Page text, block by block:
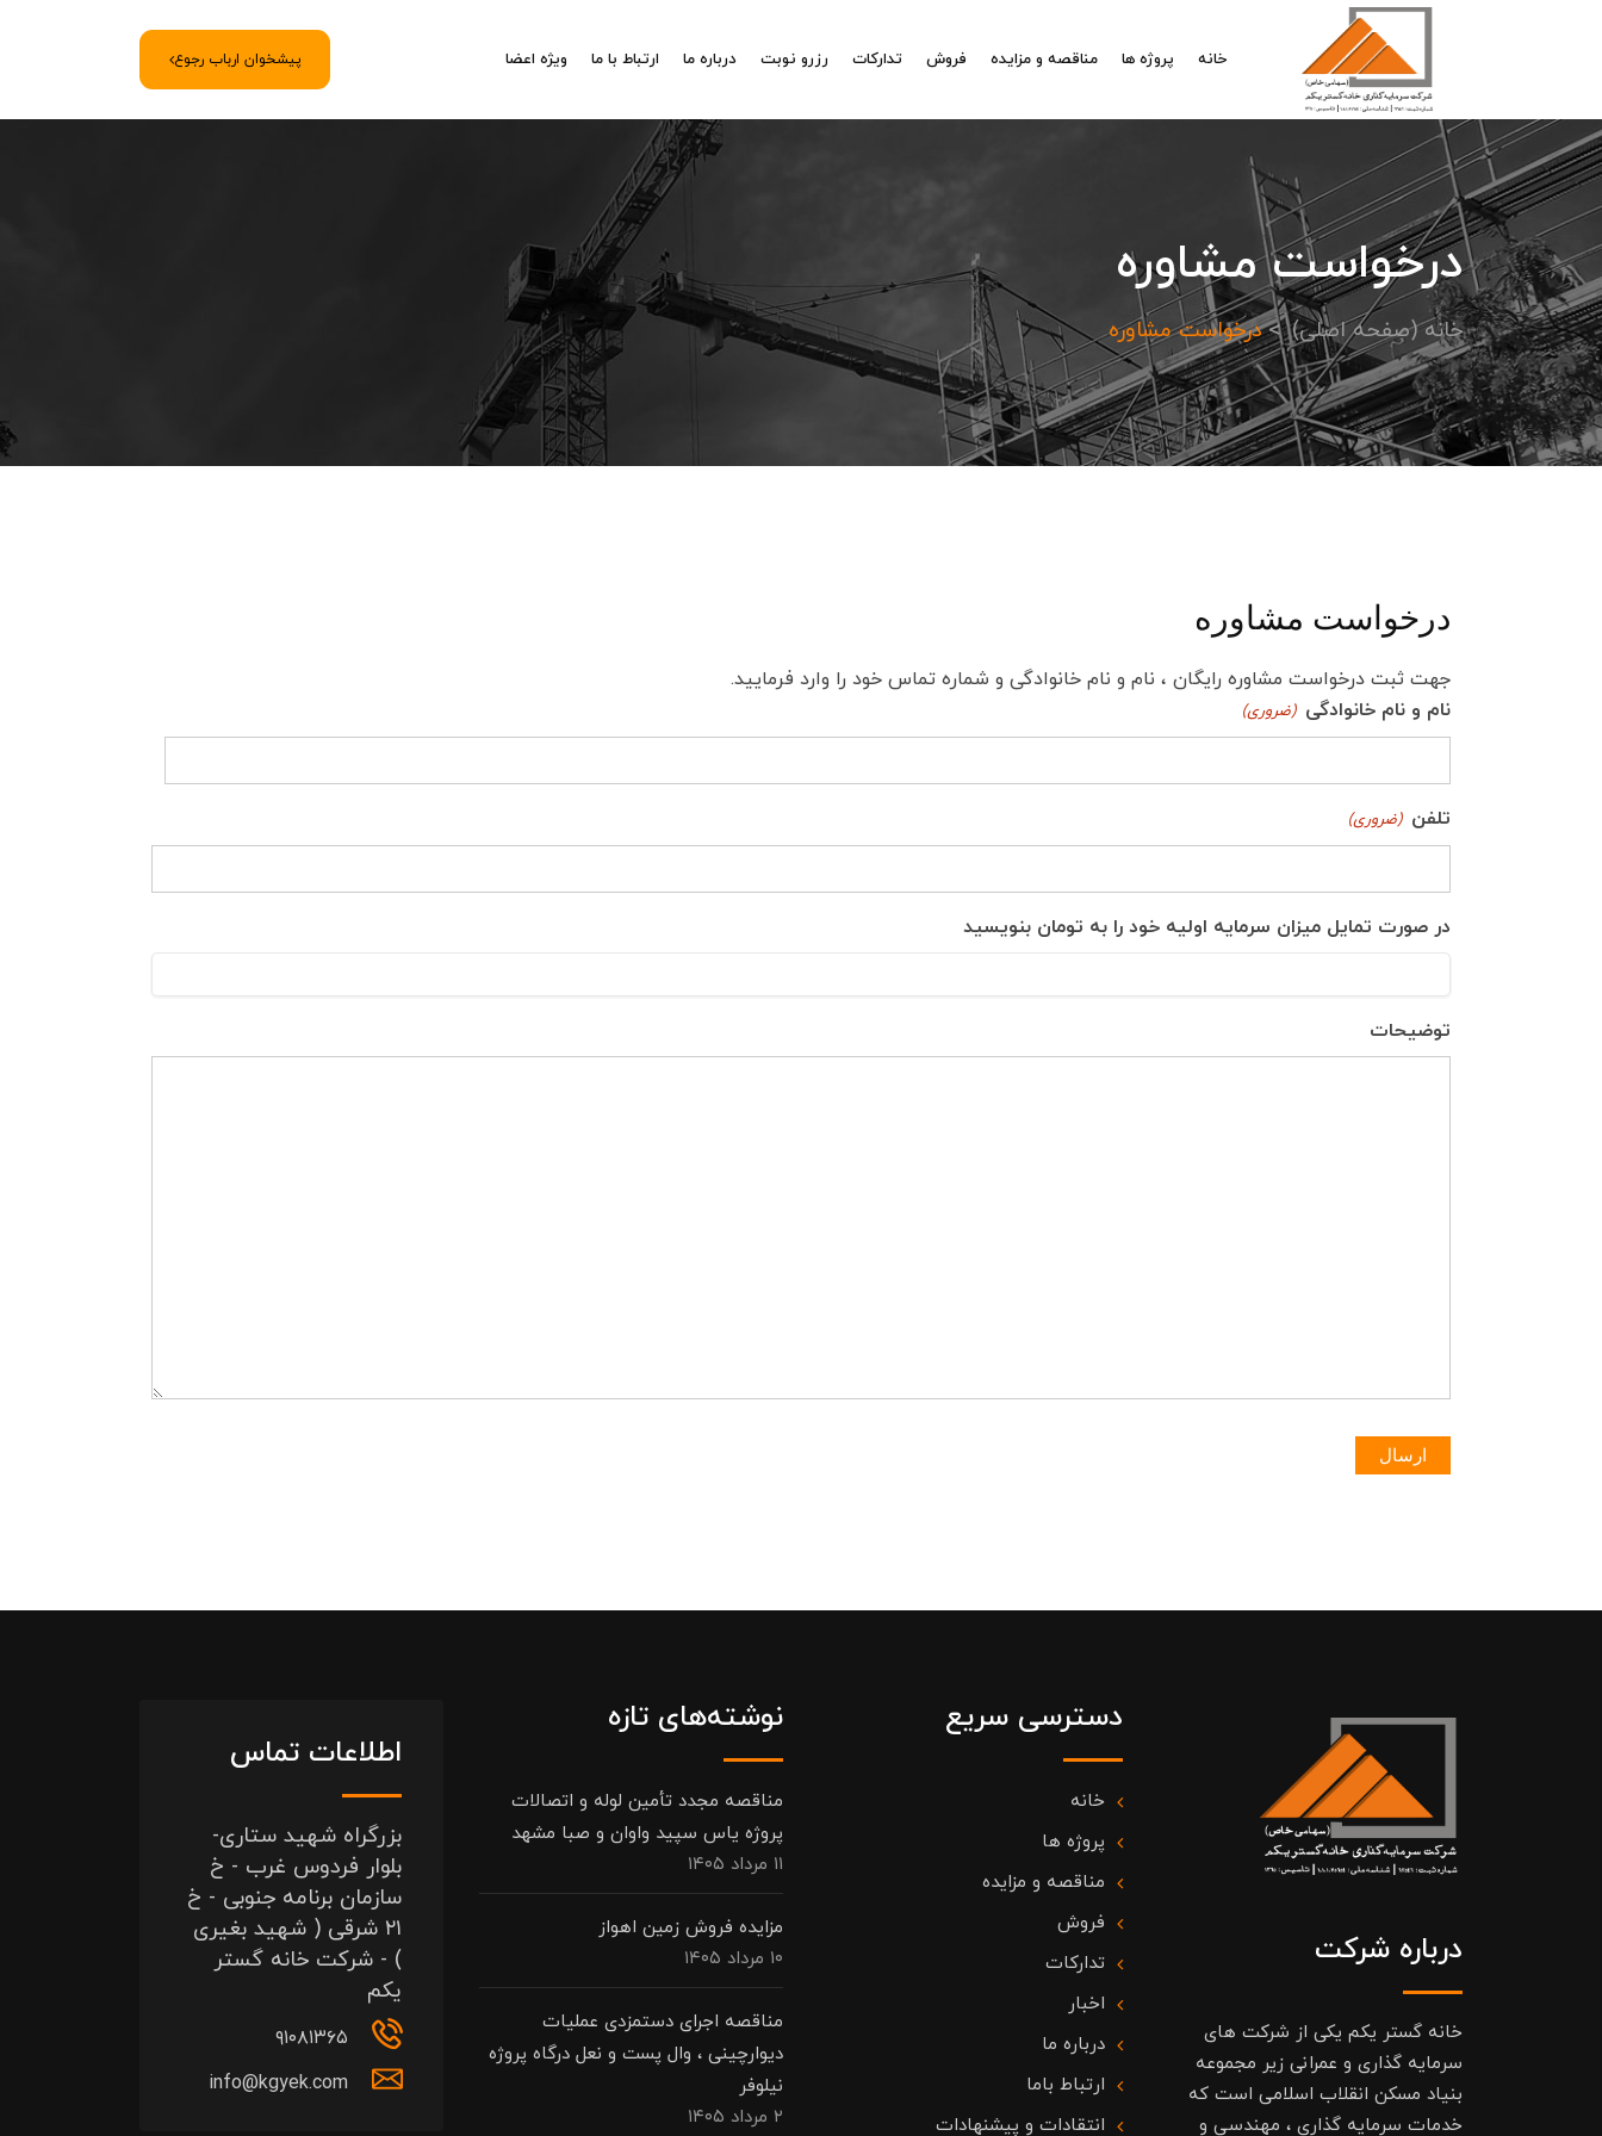
خانه پروژه ها مناقصه و مزایده فروش تدارکات رزرو نوبت درباره ما ارتباط با ما ویژه اعضا پیشخوان ارباب رجوع
درخواست مشاوره
خانه (صفحه اصلی) درخواست مشاوره
درخواست مشاوره
جهت ثبت درخواست مشاوره رایگان ، نام و نام خانوادگی و شماره تماس خود را وارد فرمایید.
نام و نام خانوادگی (ضروری)
تلفن (ضروری)
در صورت تمایل میزان سرمایه اولیه خود را به تومان بنویسید
توضیحات
درباره شرکت
خانه گستر یکم یکی از شرکت های
سرمایه گذاری و عمرانی زیر مجموعه
بنیاد مسکن انقلاب اسلامی است که
خدمات سرمایه گذاری ، مهندسی و
دسترسی سریع
خانه
پروژه ها
مناقصه و مزایده
فروش
تدارکات
اخبار
درباره ما
ارتباط باما
انتقادات و پیشنهادات
نوشته‌های تازه
مناقصه مجدد تأمین لوله و اتصالات
پروژه یاس سپید واوان و صبا مشهد
۱۱ مرداد ۱۴۰۵
مزایده فروش زمین اهواز
۱۰ مرداد ۱۴۰۵
مناقصه اجرای دستمزدی عملیات
دیوارچینی ، وال پست و نعل درگاه پروژه
نیلوفر
۲ مرداد ۱۴۰۵
اطلاعات تماس
بزرگراه شهید ستاری-
بلوار فردوس غرب - خ
سازمان برنامه جنوبی - خ
۲۱ شرقی ( شهید بغیری
) - شرکت خانه گستر
یکم
۹۱۰۸۱۳۶۵
info@kgyek.com